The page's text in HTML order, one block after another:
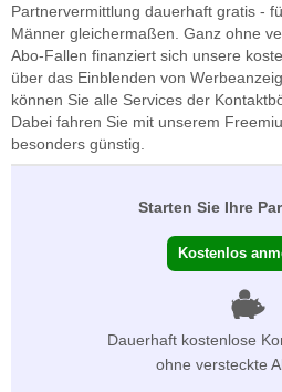
Partnervermittlung dauerhaft gratis -
Männer gleichermaßen. Ganz ohne
Abo-Fallen finanziert sich unsere
über das Einblenden von
können Sie alle Services der
Dabei fahren Sie mit unserem
besonders günstig.
Starten Sie Ihre
Kostenlos
Dauerhaft kostenlose
ohne versteckte